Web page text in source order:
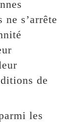
s’arrête
de
les